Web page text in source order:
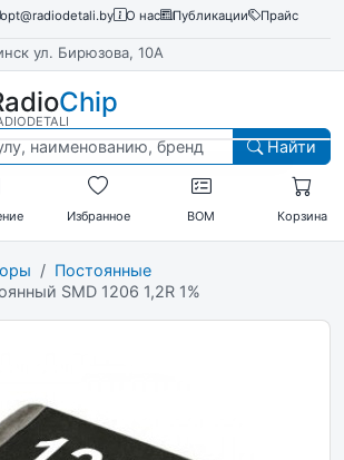
opt@radiodetali.by О нас Публикации
Прайс
ул. Бирюзова, 10А
Chip
Найти
Избранное BOM Корзина
Постоянные
SMD 1206 1,2R 1%